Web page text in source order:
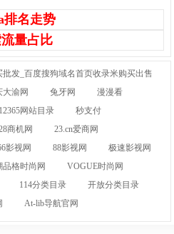
排名走势
量占比
发_百度搜狗域名首页收录米购买出售
大渝网 兔牙网
漫漫看
12365网站目录
秒支付
商机网
23.cn爱商网
影视网 88影视网
极速影视网
品格时尚网
VOGUE时尚网
114分类目录
开放分类目录
At-lib导航官网